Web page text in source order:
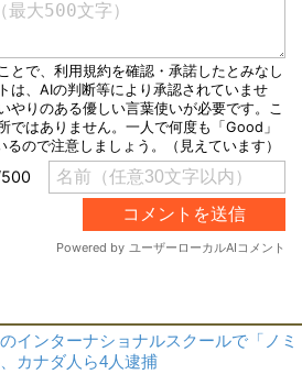
インターナショナルスクールで「ノミ
カナダ人ら4人逮捕